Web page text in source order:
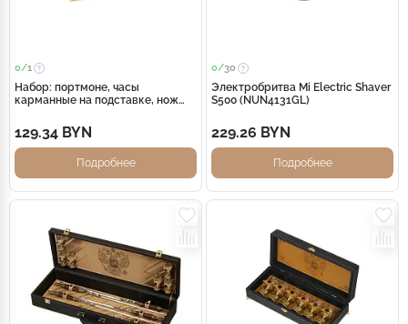
0/1
Набор: портмоне, часы
карманные на подставке, нож
129.34 BYN
Подробнее
0/30
Электробритва Mi Electric Shaver
S500 (NUN4131GL)
229.26 BYN
Подробнее